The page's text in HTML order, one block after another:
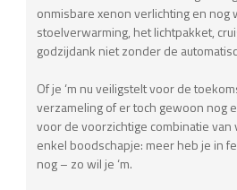
onmisbare xenon verlichting en nog
stoelverwarming, het lichtpakket,
godzijdank niet zonder de
Of je ‘m nu veiligstelt voor de
verzameling of er toch gewoon nog
voor de voorzichtige combinatie
enkel boodschapje: meer heb je in
nog – zo wil je ‘m.